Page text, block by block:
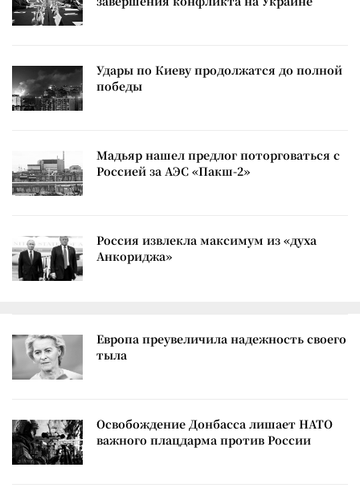
Удары по Киеву продолжатся до полной
победы
Мадьяр нашел предлог поторговаться с
Россией за АЭС «Пакш-2»
Россия извлекла максимум из «духа
Анкориджа»
Европа преувеличила надежность своего
тыла
Освобождение Донбасса лишает НАТО
важного плацдарма против России